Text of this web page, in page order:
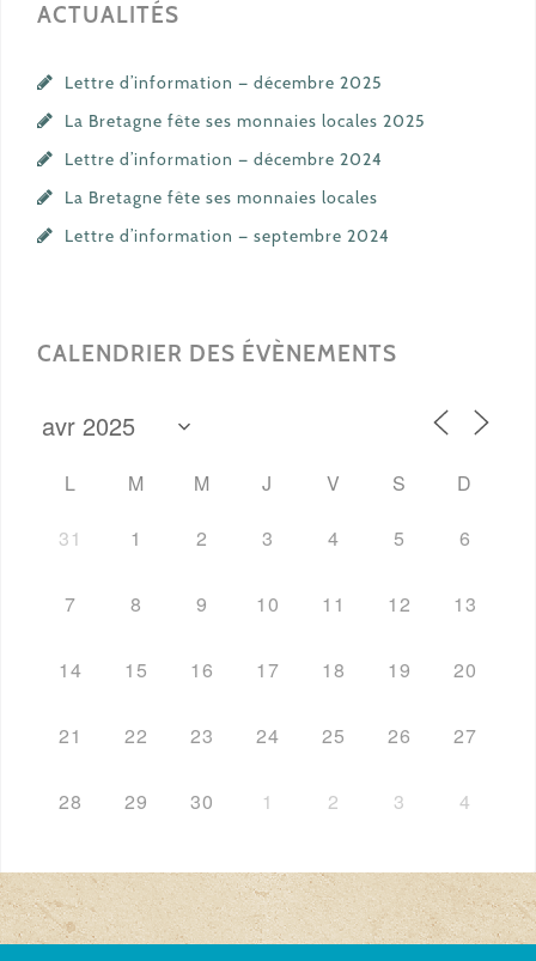
ACTUALITÉS
Lettre d’information — décembre 2025
La Bretagne fête ses monnaies locales 2025
Lettre d’information — décembre 2024
La Bretagne fête ses monnaies locales
Lettre d’information — septembre 2024
CALENDRIER DES ÉVÈNEMENTS
L M M J V S
D
31
1 2 3 4 5 6
7 8 9 10 11 12 13
14 15 16 17 18 19 20
21 22 23 24 25 26 27
28 29 30 1 2 3 4